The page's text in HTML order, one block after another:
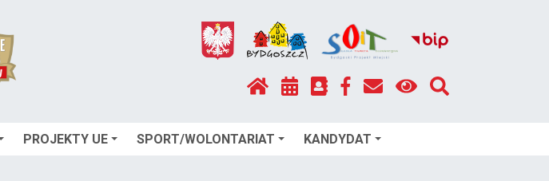
PROJEKTY UE SPORT/WOLONTARIAT KANDYDAT